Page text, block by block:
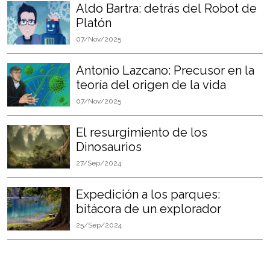
Aldo Bartra: detrás del Robot de
Platón
07/Nov/2025
Antonio Lazcano: Precusor en la
teoría del origen de la vida
07/Nov/2025
El resurgimiento de los
Dinosaurios
27/Sep/2024
Expedición a los parques:
bitácora de un explorador
25/Sep/2024